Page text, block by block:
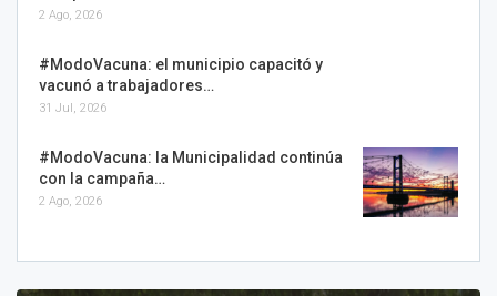
2 Ago, 2026
#ModoVacuna: el municipio capacitó y
vacunó a trabajadores…
31 Jul, 2026
#ModoVacuna: la Municipalidad continúa
con la campaña…
2 Ago, 2026